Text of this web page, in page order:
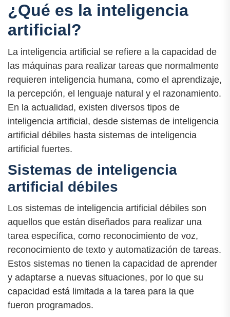
¿Qué es la inteligencia
artificial?
La inteligencia artificial se refiere a la capacidad de
las máquinas para realizar tareas que normalmente
requieren inteligencia humana, como el aprendizaje,
la percepción, el lenguaje natural y el razonamiento.
En la actualidad, existen diversos tipos de
inteligencia artificial, desde sistemas de inteligencia
artificial débiles hasta sistemas de inteligencia
artificial fuertes.
Sistemas de inteligencia
artificial débiles
Los sistemas de inteligencia artificial débiles son
aquellos que están diseñados para realizar una
tarea específica, como reconocimiento de voz,
reconocimiento de texto y automatización de tareas.
Estos sistemas no tienen la capacidad de aprender
y adaptarse a nuevas situaciones, por lo que su
capacidad está limitada a la tarea para la que
fueron programados.